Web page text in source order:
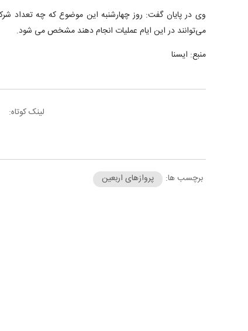
وی در پایان گفت: روز چهارشنبه این موضوع که چه تعداد
می‌توانند در این ایام عملیات انجام دهند مشخص می شود.
منبع: ایسنا
لینک کوتاه:
برچسب ها: پروازهای اربعین